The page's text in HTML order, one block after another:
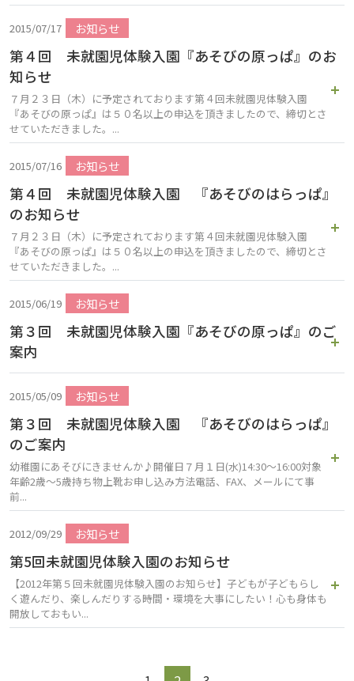
2015/07/17 お知らせ
第４回 未就園児体験入園『あそびの原っぱ』のお
知らせ
７月２３日（木）に予定されております第４回未就園児体験入園
『あそびの原っぱ』は５０名以上の申込を頂きましたので、締切とさ
せていただきました。...
2015/07/16 お知らせ
第４回 未就園児体験入園 『あそびのはらっぱ』
のお知らせ
７月２３日（木）に予定されております第４回未就園児体験入園
『あそびの原っぱ』は５０名以上の申込を頂きましたので、締切とさ
せていただきました。...
2015/06/19 お知らせ
第３回 未就園児体験入園『あそびの原っぱ』のご
案内
2015/05/09 お知らせ
第３回 未就園児体験入園 『あそびのはらっぱ』
のご案内
幼稚園にあそびにきませんか♪開催日７月１日(水)14:30～16:00対象
年齢2歳～5歳持ち物上靴お申し込み方法電話、FAX、メールにて事
前...
2012/09/29 お知らせ
第5回未就園児体験入園のお知らせ
【2012年第５回未就園児体験入園のお知らせ】子どもが子どもらし
く遊んだり、楽しんだりする時間・環境を大事にしたい！心も身体も
開放しておもい...